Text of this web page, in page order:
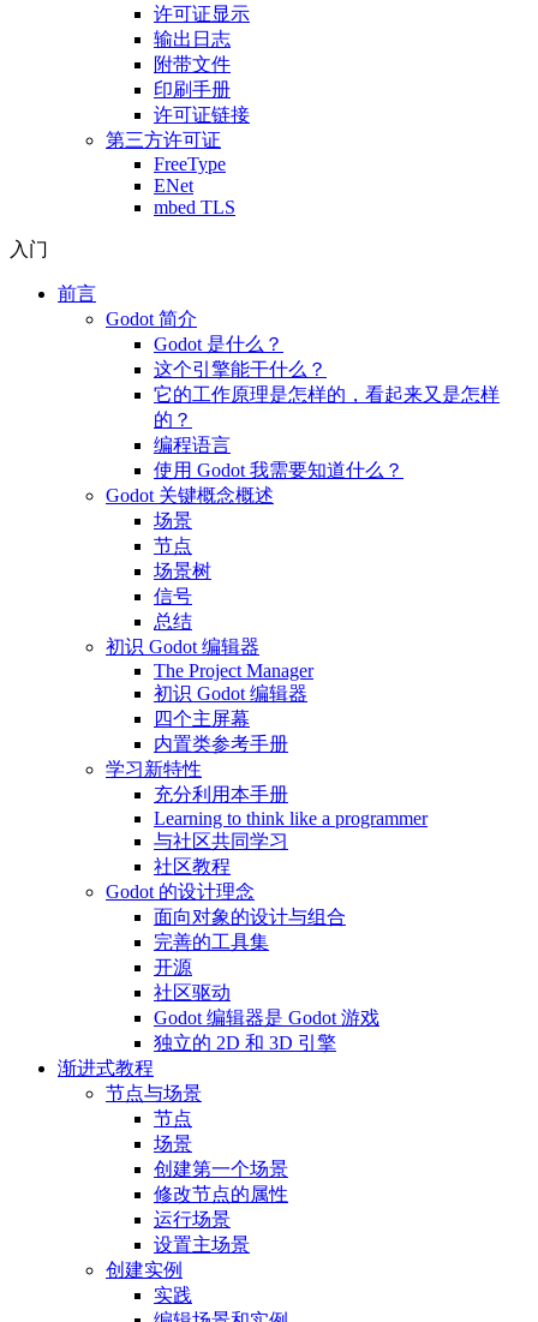
许可证显示
输出日志
附带文件
印刷手册
许可证链接
第三方许可证
FreeType
ENet
mbed TLS
入门
前言
Godot 简介
Godot 是什么？
这个引擎能干什么？
它的工作原理是怎样的，看起来又是怎样
的？
编程语言
使用 Godot 我需要知道什么？
Godot 关键概念概述
场景
节点
场景树
信号
总结
初识 Godot 编辑器
The Project Manager
初识 Godot 编辑器
四个主屏幕
内置类参考手册
学习新特性
充分利用本手册
Learning to think like a programmer
与社区共同学习
社区教程
Godot 的设计理念
面向对象的设计与组合
完善的工具集
开源
社区驱动
Godot 编辑器是 Godot 游戏
独立的 2D 和 3D 引擎
渐进式教程
节点与场景
节点
场景
创建第一个场景
修改节点的属性
运行场景
设置主场景
创建实例
实践